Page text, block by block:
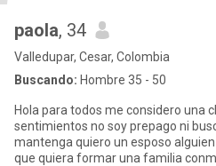
paola, 34
Valledupar, Cesar, Colombia
Buscando: Hombre 35 - 50
Hola para todos me considero una
sentimientos no soy prepago ni busco hombre para que me
mantenga quiero un esposo
que quiera formar una familia